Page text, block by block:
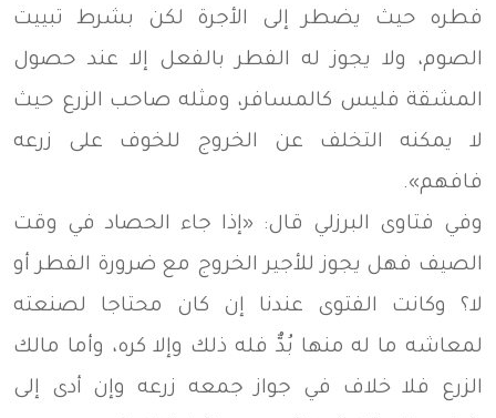
فطره حيث يضطر إلى الأجرة لكن بشرط تبييت
الصوم، ولا يجوز له الفطر بالفعل إلا عند حصول
المشقة فليس كالمسافر، ومثله صاحب الزرع حيث
لا يمكنه التخلف عن الخروج للخوف على زرعه
فافهم».
وفي فتاوى البرزلي قال: «إذا جاء الحصاد في وقت
الصيف فهل يجوز للأجير الخروج مع ضرورة الفطر أو
لا؟ وكانت الفتوى عندنا إن كان محتاجا لصنعته
لمعاشه ما له منها بُدٌّ فله ذلك وإلا كره، وأما مالك
الزرع فلا خلاف في جواز جمعه زرعه وإن أدى إلى